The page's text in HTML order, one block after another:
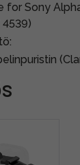
for Sony